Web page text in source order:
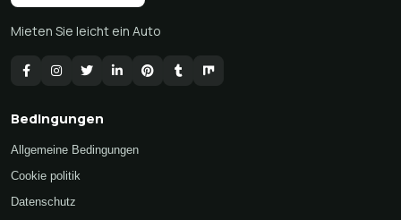
Mieten Sie leicht ein Auto
Bedingungen
Allgemeine Bedingungen
Cookie politik
Datenschutz